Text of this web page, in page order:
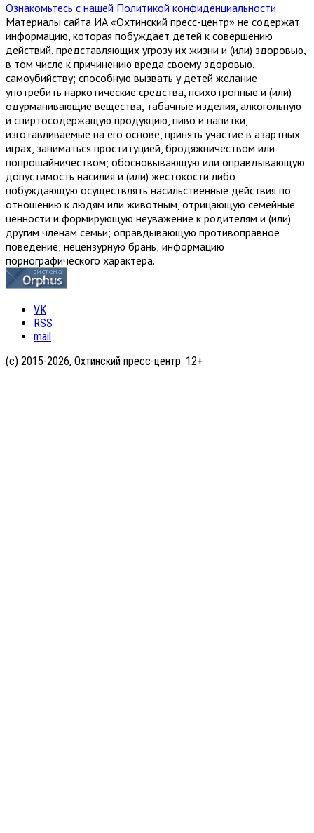
Ознакомьтесь с нашей Политикой конфиденциальности
Материалы сайта ИА «Охтинский пресс-центр» не содержат
информацию, которая побуждает детей к совершению
действий, представляющих угрозу их жизни и (или) здоровью,
в том числе к причинению вреда своему здоровью,
самоубийству; способную вызвать у детей желание
употребить наркотические средства, психотропные и (или)
одурманивающие вещества, табачные изделия, алкогольную
и спиртосодержащую продукцию, пиво и напитки,
изготавливаемые на его основе, принять участие в азартных
играх, заниматься проституцией, бродяжничеством или
попрошайничеством; обосновывающую или оправдывающую
допустимость насилия и (или) жестокости либо
побуждающую осуществлять насильственные действия по
отношению к людям или животным, отрицающую семейные
ценности и формирующую неуважение к родителям и (или)
другим членам семьи; оправдывающую противоправное
поведение; нецензурную брань; информацию
порнографического характера.
VK
RSS
mail
(с) 2015-2026, Охтинский пресс-центр. 12+